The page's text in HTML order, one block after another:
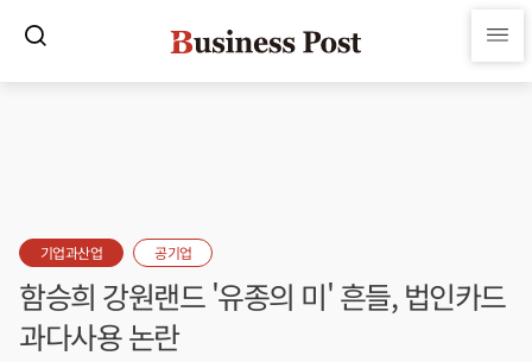
기업과산업 공기업
함승희 강원랜드 '유종의 미' 흔들, 법인카드
과다사용 논란